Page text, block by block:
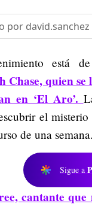
por david.sanchez
está
Chase, quien
en ‘El Aro’.
el
de una semana.
Sigue a
cantante